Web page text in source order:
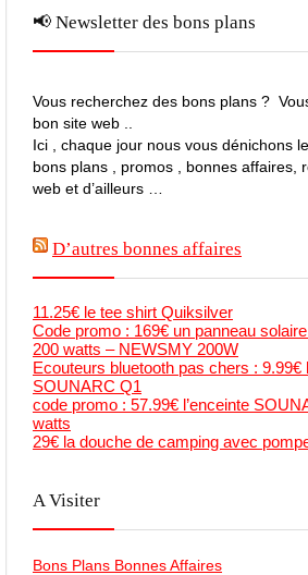
📢 Newsletter des bons plans
Vous recherchez des bons plans ?
bon site web ..
Ici , chaque jour nous vous dénichons
bons plans , promos , bonnes affaires,
web et d’ailleurs …
D’autres bonnes affaires
11.25€ le tee shirt Quiksilver
Code promo : 169€ un panneau
200 watts – NEWSMY 200W
Ecouteurs bluetooth pas chers : 9.99€
SOUNARC Q1
code promo : 57.99€ l’enceinte
watts
29€ la douche de camping avec
A Visiter
Bons Plans Bonnes Affaires